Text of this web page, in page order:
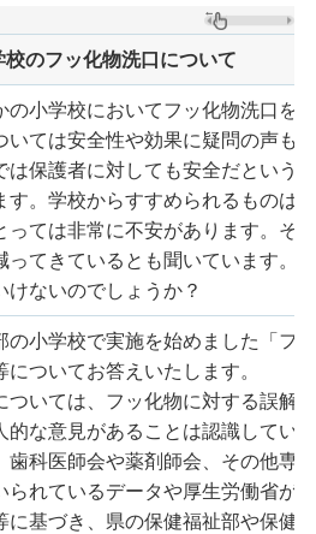
校のフッ化物洗口について
の小学校においてフッ化物洗口を
いては安全性や効果に疑問の声も
は保護者に対しても安全だという
す。学校からすすめられるものは
っては非常に不安があります。そ
ってきているとも聞いています。
けないのでしょうか？
の小学校で実施を始めました「フ
ついてお答えいたします。
ついては、フッ化物に対する誤解
的な意見があることは認識してい
歯科医師会や薬剤師会、その他専
られているデータや厚生労働省が
に基づき、県の保健福祉部や保健